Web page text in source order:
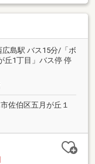
広島駅 バス15分/「ボ
1丁目」バス停 停
佐伯区五月が丘１